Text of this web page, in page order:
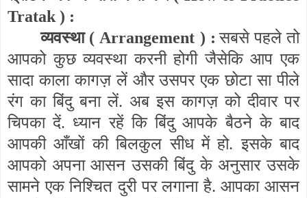
Tratak ) :
व्यवस्था ( Arrangement ) : सबसे पहले तो
आपको कुछ व्यवस्था करनी होगी जैसेकि आप एक
सादा काला कागज़ लें और उसपर एक छोटा सा पीले
रंग का बिंदु बना लें. अब इस कागज़ को दीवार पर
चिपका दें. ध्यान रहें कि बिंदु आपके बैठने के बाद
आपकी आँखों की बिलकुल सीध में हो. इसके बाद
आपको अपना आसन उसकी बिंदु के अनुसार उसके
सामने एक निश्चित दुरी पर लगाना है. आपका आसन